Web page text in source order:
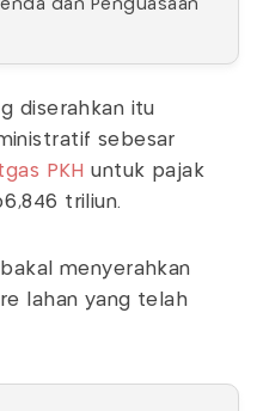
dan Penguasaan
diserahkan itu
sebesar
PKHuntuk pajak
triliun.
menyerahkan
lahan yang telah